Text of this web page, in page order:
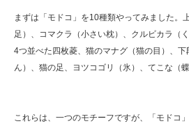
まずは「モドコ」を10種類やってみました。
足）、コマクラ（小さい枕）、クルビカラ（
4つ並べた四枚菱、猫のマナグ（猫の目）、
ん）、猫の足、ヨツコゴリ（氷）、てこな（蝶
これらは、一つのモチーフですが、「モドコ